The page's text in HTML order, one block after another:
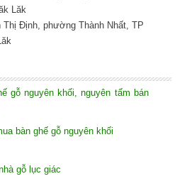
Lăk
Thị Định, phường Thành Nhất, TP
gỗ nguyên khối, nguyên tấm bán
bàn ghế gỗ nguyên khối
gỗ lục giác